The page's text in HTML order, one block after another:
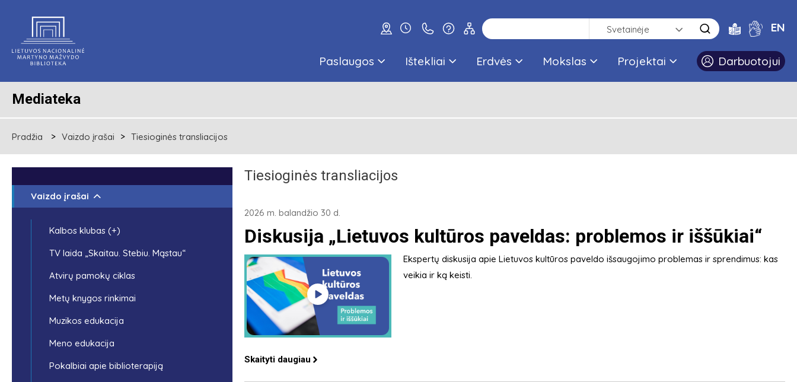
Svetainėje EN
Paslaugos Ištekliai Erdvės Mokslas Projektai Darbuotojui
Mediateka
Pradžia Vaizdo įrašai Tiesioginės transliacijos
Tiesioginės transliacijos
2026 m. balandžio 30 d.
Diskusija „Lietuvos kultūros paveldas: problemos ir iššūkiai“
Ekspertų diskusija apie Lietuvos kultūros paveldo išsaugojimo problemas ir sprendimus: kas
veikia ir ką keisti.
Skaityti daugiau
Vaizdo įrašai
Kalbos klubas (+)
TV laida „Skaitau. Stebiu. Mąstau“
Atvirų pamokų ciklas
Metų knygos rinkimai
Muzikos edukacija
Meno edukacija
Pokalbiai apie biblioterapiją